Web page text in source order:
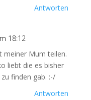
Antworten
18:12
meiner Mum teilen.
liebt die es bisher
finden gab. :-/
Antworten